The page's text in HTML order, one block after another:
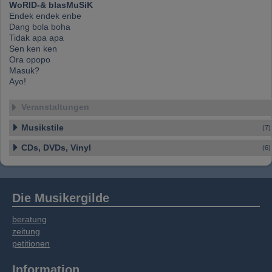
Dienste gesammelt haben.
WoRlD-& blasMuSiK
Endek endek enbe
Dang bola boha
Tidak apa apa
Sen ken ken
Ora opopo
Masuk?
Ayo!
Veranstaltungen
Musikstile (7)
CDs, DVDs, Vinyl (6)
Die Musikergilde
beratung
zeitung
petitionen